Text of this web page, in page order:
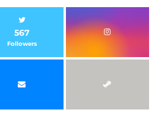
567
Followers